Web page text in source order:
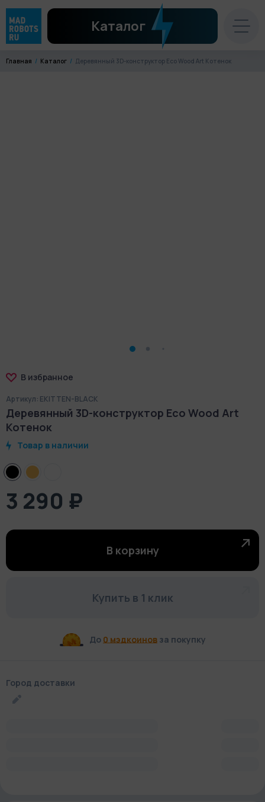
Каталог
Главная Каталог Деревянный 3D-конструктор Eco Wood Art Котенок
В избранное
Артикул: EKITTEN-BLACK
Деревянный 3D-конструктор Eco Wood Art
Котенок
Товар в наличии
3 290 ₽
В корзину
Купить в 1 клик
До 0 мэдкоиновза покупку
Город доставки